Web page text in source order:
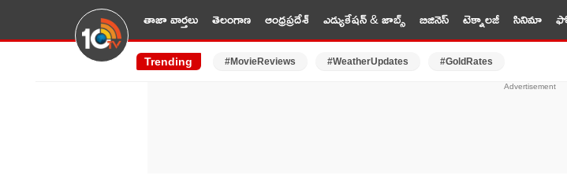
తాజా వార్తలు తెలంగాణ ఆంధ్రప్రదేశ్ ఎడ్యుకేషన్ & జాబ్స్ బిజినెస్ టెక్నాలజీ సినిమా
Trending #MovieReviews #WeatherUpdates #GoldRates